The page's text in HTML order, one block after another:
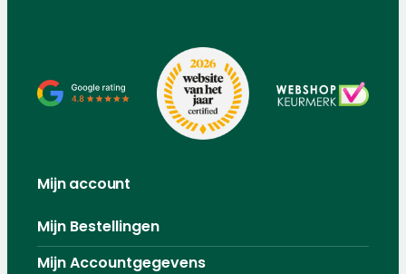
Mijn account
Mijn Bestellingen
Mijn Accountgegevens